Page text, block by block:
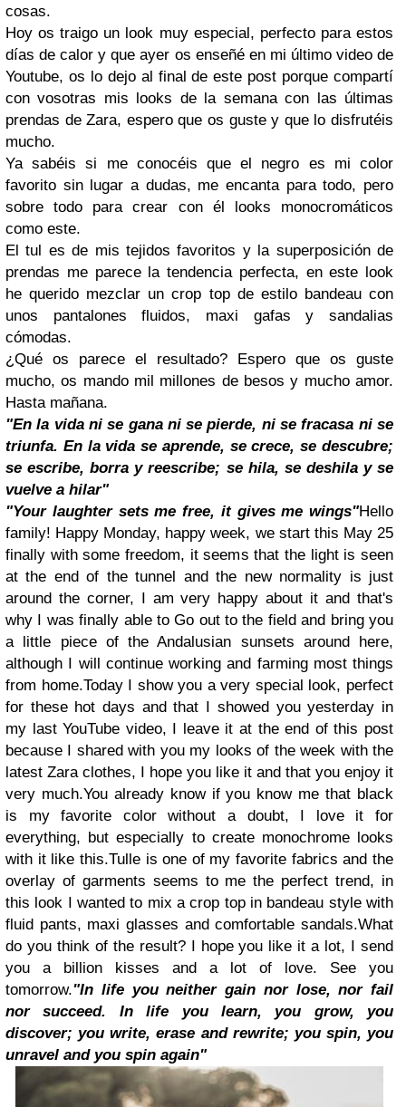
cosas.
Hoy os traigo un look muy especial, perfecto para estos
días de calor y que ayer os enseñé en mi último video de
Youtube, os lo dejo al final de este post porque compartí
con vosotras mis looks de la semana con las últimas
prendas de Zara, espero que os guste y que lo disfrutéis
mucho.
Ya sabéis si me conocéis que el negro es mi color
favorito sin lugar a dudas, me encanta para todo, pero
sobre todo para crear con él looks monocromáticos
como este.
El tul es de mis tejidos favoritos y la superposición de
prendas me parece la tendencia perfecta, en este look
he querido mezclar un crop top de estilo bandeau con
unos pantalones fluidos, maxi gafas y sandalias
cómodas.
¿Qué os parece el resultado? Espero que os guste
mucho, os mando mil millones de besos y mucho amor.
Hasta mañana.
"En la vida ni se gana ni se pierde, ni se fracasa ni se
triunfa. En la vida se aprende, se crece, se descubre;
se escribe, borra y reescribe; se hila, se deshila y se
vuelve a hilar"
"Your laughter sets me free, it gives me wings"Hello
family! Happy Monday, happy week, we start this May 25
finally with some freedom, it seems that the light is seen
at the end of the tunnel and the new normality is just
around the corner, I am very happy about it and that's
why I was finally able to Go out to the field and bring you
a little piece of the Andalusian sunsets around here,
although I will continue working and farming most things
from home.Today I show you a very special look, perfect
for these hot days and that I showed you yesterday in
my last YouTube video, I leave it at the end of this post
because I shared with you my looks of the week with the
latest Zara clothes, I hope you like it and that you enjoy it
very much.You already know if you know me that black
is my favorite color without a doubt, I love it for
everything, but especially to create monochrome looks
with it like this.Tulle is one of my favorite fabrics and the
overlay of garments seems to me the perfect trend, in
this look I wanted to mix a crop top in bandeau style with
fluid pants, maxi glasses and comfortable sandals.What
do you think of the result? I hope you like it a lot, I send
you a billion kisses and a lot of love. See you
tomorrow."In life you neither gain nor lose, nor fail
nor succeed. In life you learn, you grow, you
discover; you write, erase and rewrite; you spin, you
unravel and you spin again"